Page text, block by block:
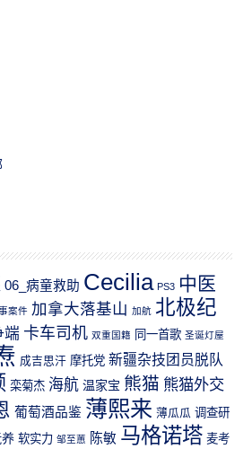
06_病童救助 Cecilia PS3 中医
案件 加拿大落基山 加航 北极纪
端 卡车司机 双重国籍 同一首歌 圣诞灯屋
成吉思汗 摩托党 新疆杂技团员脱队
栾菊杰 海航 温家宝 熊猫 熊猫外交
葡萄酒品鉴 薄熙来 薄瓜瓜 调查研
软实力 邹至蕙 陈敏 马格诺塔 麦考